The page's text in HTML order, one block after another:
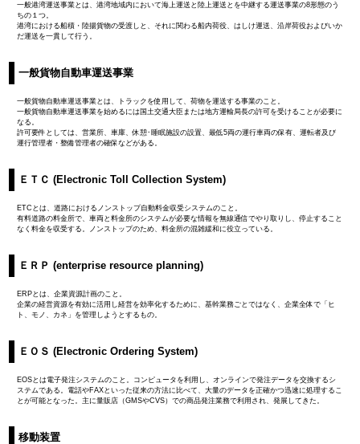
一般港湾運送事業とは、港湾地域内において海上運送と陸上運送とを中継する運送事業の8形態のう
ちの１つ。
港湾における船積・陸揚貨物の受渡しと、それに関わる船内荷役、はしけ運送、沿岸荷役およびいか
だ運送を一貫して行う。
一般貨物自動車運送事業
一般貨物自動車運送事業とは、トラックを使用して、荷物を運送する事業のこと。
一般貨物自動車運送事業を始めるには国土交通大臣または地方運輸局長の許可を受けることが必要に
なる。
許可要件としては、営業所、車庫、休憩･睡眠施設の設置、最低5両の運行車両の保有、運転者及び
運行管理者・整備管理者の確保などがある。
ＥＴＣ (Electronic Toll Collection System)
ETCとは、道路におけるノンストップ自動料金収受システムのこと。
有料道路の料金所で、車両と料金所のシステムが必要な情報を無線通信でやり取りし、停止すること
なく料金を収受する。ノンストップのため、料金所の混雑緩和に役立っている。
ＥＲＰ (enterprise resource planning)
ERPとは、企業資源計画のこと。
企業の経営資源を有効に活用し経営を効率化するために、基幹業務ごとではなく、企業全体で「ヒ
ト、モノ、カネ」を管理しようとするもの。
ＥＯＳ (Electronic Ordering System)
EOSとは電子発注システムのこと。コンピュータを利用し、オンラインで発注データを交換するシ
ステムである。電話やFAXといった従来の方法に比べて、大量のデータを正確かつ迅速に処理するこ
とが可能となった。主に量販店（GMSやCVS）での商品発注業務で利用され、発展してきた。
移動装置